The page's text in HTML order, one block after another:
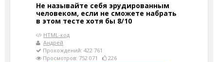
Не называйте себя эрудированным
человеком, если не сможете набрать
в этом тесте хотя бы 8/10
HTML-код
Андрей
Прохождений: 422 761
Просмотров: 752 071
226